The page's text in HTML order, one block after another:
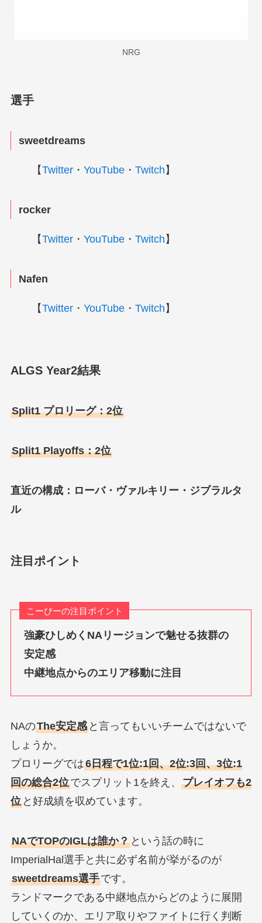
NRG
選手
sweetdreams
【Twitter・ YouTube・ Twitch 】
rocker
【Twitter・ YouTube・ Twitch 】
Nafen
【Twitter・ YouTube・ Twitch 】
ALGS Year2結果
Split1 プロリーグ：2位
Split1 Playoffs：2位
直近の構成：ローバ・ヴァルキリー・ジブラルタ
ル
注目ポイント
こーびーの注目ポイント
強豪ひしめくNAリージョンで魅せる抜群の
安定感
中継地点からのエリア移動に注目
NAのThe安定感と言ってもいいチームではないで
しょうか。
プロリーグでは6日程で1位:1回、2位:3回、3位:1
回の総合2位でスプリット1を終え、 プレイオフも2
位と好成績を収めています。
NAでTOPのIGLは誰か？という話の時に
ImperialHal選手と共に必ず名前が挙がるのが
sweetdreams選手です。
ランドマークである中継地点からどのように展開
していくのか、エリア取りやファイトに行く判断